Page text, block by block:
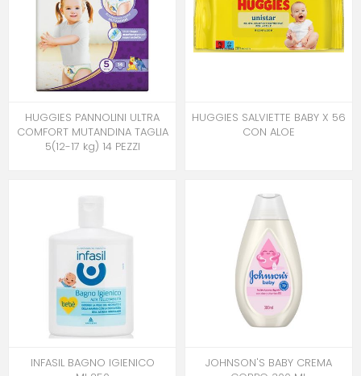
HUGGIES PANNOLINI ULTRA
COMFORT MUTANDINA TAGLIA
5(12-17 kg) 14 PEZZI
HUGGIES SALVIETTE BABY X 56
CON ALOE
INFASIL BAGNO IGIENICO
JOHNSON'S BABY CREMA